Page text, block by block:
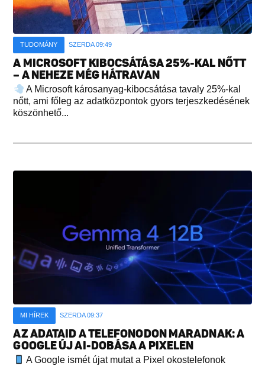
TUDOMÁNY SZERDA 09:49
A MICROSOFT KIBOCSÁTÁSA 25%-KAL NŐTT
– A NEHEZE MÉG HÁTRAVAN
A Microsoft károsanyag-kibocsátása tavaly 25%-kal
nőtt, ami főleg az adatközpontok gyors terjeszkedésének
köszönhető...
MI HÍREK SZERDA 09:37
AZ ADATAID A TELEFONODON MARADNAK: A
GOOGLE ÚJ AI-DOBÁSA A PIXELEN
A Google ismét újat mutat a Pixel okostelefonok